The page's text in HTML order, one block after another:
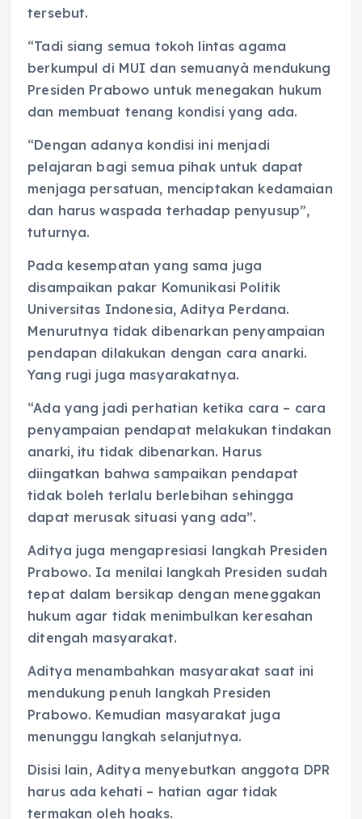
tersebut.
“Tadi siang semua tokoh lintas agama
berkumpul di MUI dan semuanyà mendukung
Presiden Prabowo untuk menegakan hukum
dan membuat tenang kondisi yang ada.
“Dengan adanya kondisi ini menjadi
pelajaran bagi semua pihak untuk dapat
menjaga persatuan, menciptakan kedamaian
dan harus waspada terhadap penyusup”,
tuturnya.
Pada kesempatan yang sama juga
disampaikan pakar Komunikasi Politik
Universitas Indonesia, Aditya Perdana.
Menurutnya tidak dibenarkan penyampaian
pendapan dilakukan dengan cara anarki.
Yang rugi juga masyarakatnya.
“Ada yang jadi perhatian ketika cara – cara
penyampaian pendapat melakukan tindakan
anarki, itu tidak dibenarkan. Harus
diingatkan bahwa sampaikan pendapat
tidak boleh terlalu berlebihan sehingga
dapat merusak situasi yang ada”.
Aditya juga mengapresiasi langkah Presiden
Prabowo. Ia menilai langkah Presiden sudah
tepat dalam bersikap dengan meneggakan
hukum agar tidak menimbulkan keresahan
ditengah masyarakat.
Aditya menambahkan masyarakat saat ini
mendukung penuh langkah Presiden
Prabowo. Kemudian masyarakat juga
menunggu langkah selanjutnya.
Disisi lain, Aditya menyebutkan anggota DPR
harus ada kehati – hatian agar tidak
termakan oleh hoaks.